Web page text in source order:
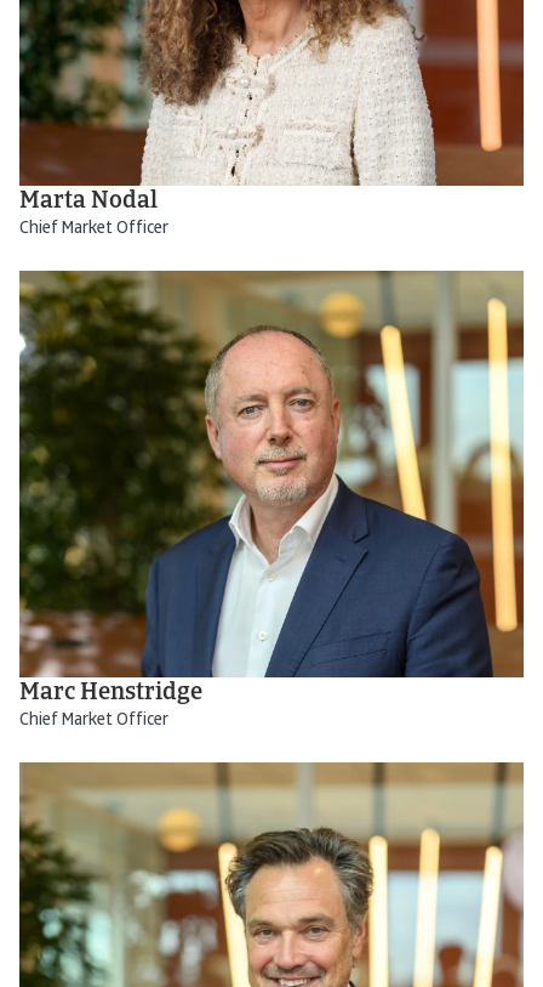
Marta Nodal
Chief Market Officer
Marc Henstridge
Chief Market Officer